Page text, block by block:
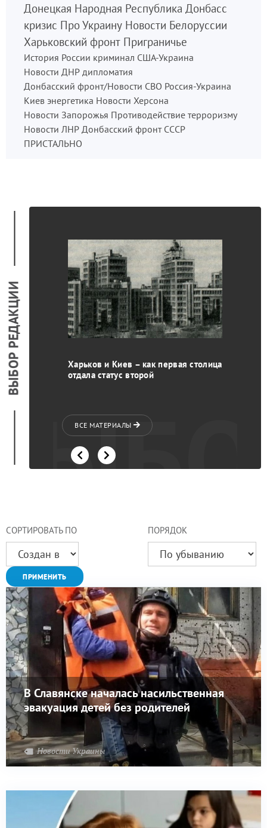
Донецкая Народная Республика Донбасс
кризис Про Украину Новости Белоруссии
Харьковский фронт Приграничье
История России криминал США-Украина
Новости ДНР дипломатия
Донбасский фронт/Новости СВО Россия-Украина
Киев энергетика Новости Херсона
Новости Запорожья Противодействие терроризму
Новости ЛНР Донбасский фронт СССР
ПРИСТАЛЬНО
ВЫБОР РЕДАКЦИИ
Харьков и Киев – как первая столица
отдала статус второй
ВСЕ МАТЕРИАЛЫ
СОРТИРОВАТЬ ПО ПОРЯДОК
В Славянске началась насильственная
эвакуация детей без родителей
Новости Украины